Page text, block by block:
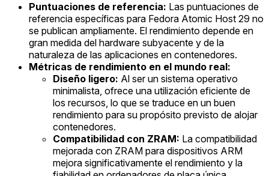
Puntuaciones de referencia: Las puntuaciones de
referencia específicas para Fedora Atomic Host 29 no
se publican ampliamente. El rendimiento depende en
gran medida del hardware subyacente y de la
naturaleza de las aplicaciones en contenedores.
Métricas de rendimiento en el mundo real:
Diseño ligero: Al ser un sistema operativo
minimalista, ofrece una utilización eficiente de
los recursos, lo que se traduce en un buen
rendimiento para su propósito previsto de alojar
contenedores.
Compatibilidad con ZRAM: La compatibilidad
mejorada con ZRAM para dispositivos ARM
mejora significativamente el rendimiento y la